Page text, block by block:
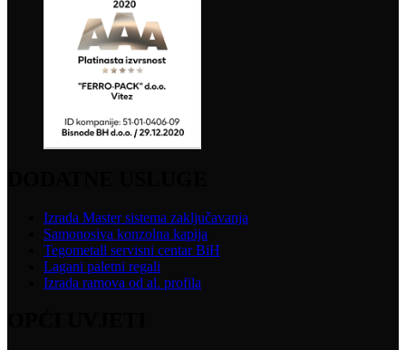
Izrada Master sistema zaključavanja
Samonosiva konzolna kapija
Tegometall servisni centar BiH
Lagani paletni regali
Izrada ramova od al. profila